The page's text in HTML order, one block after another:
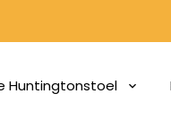
Huntingtonstoel